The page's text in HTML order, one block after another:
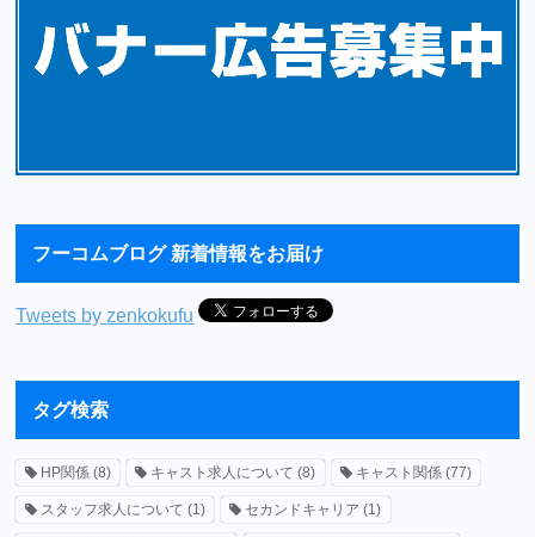
フーコムブログ 新着情報をお届け
Tweets by zenkokufu
タグ検索
HP関係(8) キャスト求人について (8) キャスト関係 (77)
スタッフ求人について (1) セカンドキャリア (1)